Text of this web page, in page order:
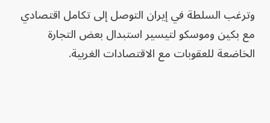
وترغب السلطة في إيران التوصل إلى تكامل اقتصادي
مع بكين وموسكو لتيسير استبدال بعض التجارة
الخاضعة للعقوبات مع الاقتصادات الغربية.